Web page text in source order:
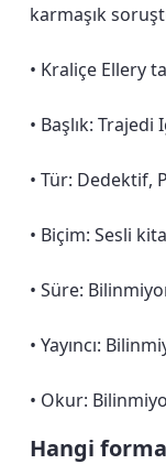
karmaşık
• Kraliçe Ellery
• Başlık: Trajedi
• Tür: Dedektif,
• Biçim: Sesli
• Süre:
• Yayıncı:
• Okur:
Hangi